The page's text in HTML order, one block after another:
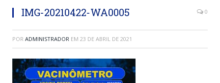
IMG-20210422-WA0005 0
POR ADMINISTRADOR EM 23 DE ABRIL DE 2021